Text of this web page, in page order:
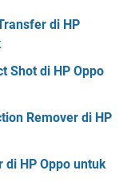
di HP
Shot di HP Oppo
Remover di HP
di HP Oppo untuk